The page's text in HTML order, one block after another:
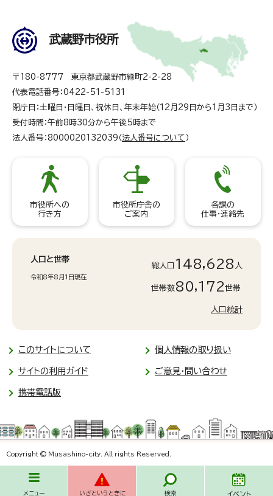
メニュー いざというときに 検索 イベント
武蔵野市役所
〒180-8777 東京都武蔵野市緑町2-2-28
代表電話番号：0422-51-5131
閉庁日：土曜日・日曜日、祝休日、年末年始（12月29日から1月3日まで）
受付時間：午前8時30分から午後5時まで
法人番号：8000020132039（ 法人番号について ）
市役所への
行き方
市役所庁舎の
ご案内
各課の
仕事・連絡先
人口と世帯
令和8年8月1日現在
総人口 148,628 人
世帯数80,172世帯
人口統計
このサイトについて 個人情報の取り扱い
サイトの利用ガイド ご意見・問い合わせ
携帯電話版
Copyright © Musashino-city. All rights Reserved.